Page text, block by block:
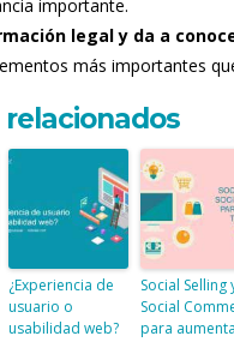
importante.
legal y da a
más importantes
¿Experiencia de
usuario o
usabilidad web?
Social Selling
Social
para